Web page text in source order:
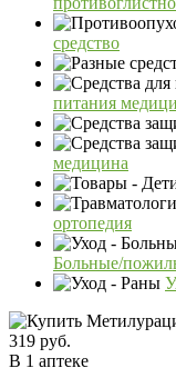
средство
питания
медицина
ортопедия
Больные/
319 руб.
В 1 аптеке